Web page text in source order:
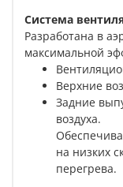
Система
Разработана в
максимальной
Верхние
Задние
воздуха.
на низких
перегрева.